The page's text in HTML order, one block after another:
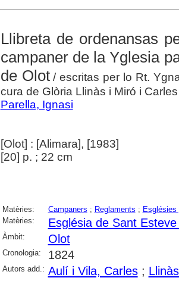
Llibreta de ordenansas
campaner de la Yglesia
de Olot/ escritas per lo Rt.
cura de Glòria Llinàs i Miró i
Parella, Ignasi
[Olot] : [Alimara], [1983]
[20] p. ; 22 cm
Matèries: Campaners ; Reglaments ; Esglésies
Matèries:
Església de Sant
Àmbit: Olot
Cronologia: 1824
Autors add.: Aulí i Vila, Carles;